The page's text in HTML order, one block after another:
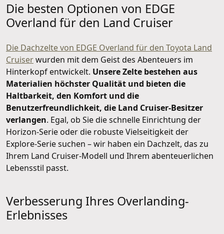
Die besten Optionen von EDGE
Overland für den Land Cruiser
Die Dachzelte von EDGE Overland für den Toyota Land
Cruiserwurden mit dem Geist des Abenteuers im
Hinterkopf entwickelt. Unsere Zelte bestehen aus
Materialien höchster Qualität und bieten die
Haltbarkeit, den Komfort und die
Benutzerfreundlichkeit, die Land Cruiser-Besitzer
verlangen. Egal, ob Sie die schnelle Einrichtung der
Horizon-Serie oder die robuste Vielseitigkeit der
Explore-Serie suchen – wir haben ein Dachzelt, das zu
Ihrem Land Cruiser-Modell und Ihrem abenteuerlichen
Lebensstil passt.
Verbesserung Ihres Overlanding-
Erlebnisses